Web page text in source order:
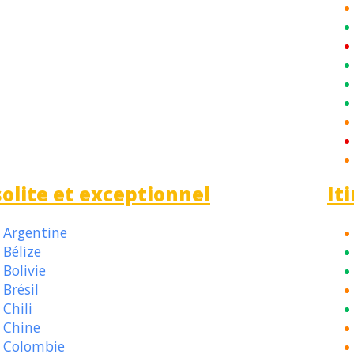
et exceptionnel
Argentine
Bélize
Bolivie
Brésil
Chili
Chine
Colombie